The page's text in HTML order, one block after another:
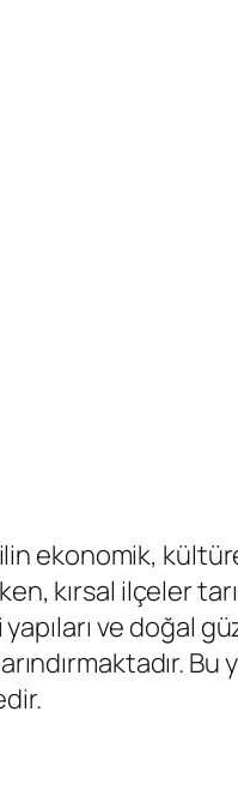
ilin ekonomik,
kırsal ilçeler
ve doğal